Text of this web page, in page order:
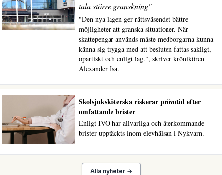
tåla större granskning"
"Den nya lagen ger rättsväsendet bättre
möjligheter att granska situationer. När
skattepengar används måste medborgarna kunna
känna sig trygga med att besluten fattas sakligt,
opartiskt och enligt lag.", skriver krönikören
Alexander Isa.
Skolsjuksköterska riskerar prövotid efter
omfattande brister
Enligt IVO har allvarliga och återkommande
brister upptäckts inom elevhälsan i Nykvarn.
Alla nyheter →